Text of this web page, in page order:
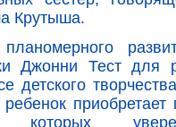
Крутыша.
Джонни Тест для
детского
ребенок
которых